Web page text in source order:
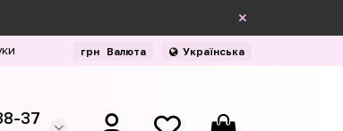
грн Валюта Українська
37